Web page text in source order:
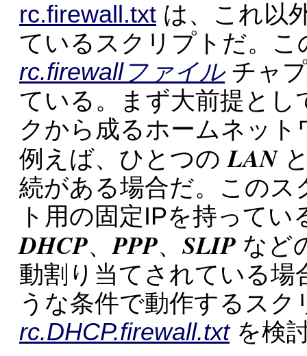
rc.firewall.txt は、これ以
ているスクリプトだ。
rc.firewallファイルチャ
ている。まず大前提と
クから成るホームネッ
例えば、ひとつのLAN
続がある場合だ。この
ト用の固定IPを持って
DHCP、PPP、 SLIP など
動割り当てされている
うな条件で動作するス
rc.DHCP.firewall.txtを検